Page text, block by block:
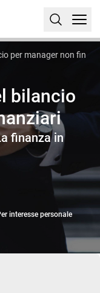
per manager non
bilancio
finanza in
interesse personale